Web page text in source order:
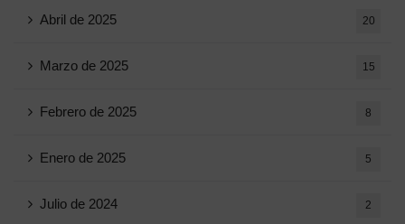
Abril de 2025 20
Marzo de 2025 15
Febrero de 2025 8
Enero de 2025 5
Julio de 2024 2